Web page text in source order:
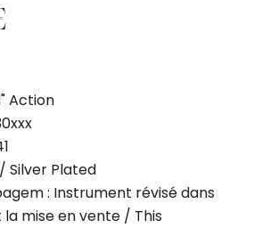
Action
Silver Plated
: Instrument révisé dans
mise en vente / This